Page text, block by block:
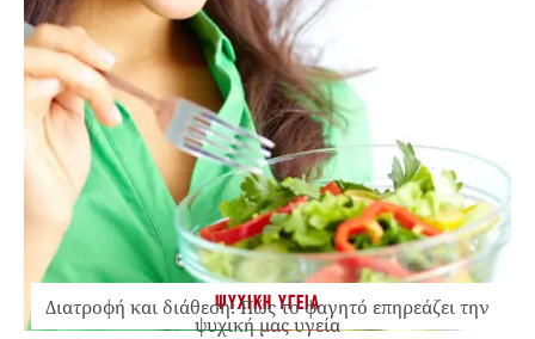
ΨΥΧΙΚΗ ΥΓΕΙΑ
Διατροφή και διάθεση: Πώς το φαγητό επηρεάζει την
ψυχική μας υγεία